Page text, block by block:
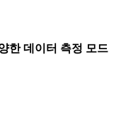
한 데이터 측정 모드